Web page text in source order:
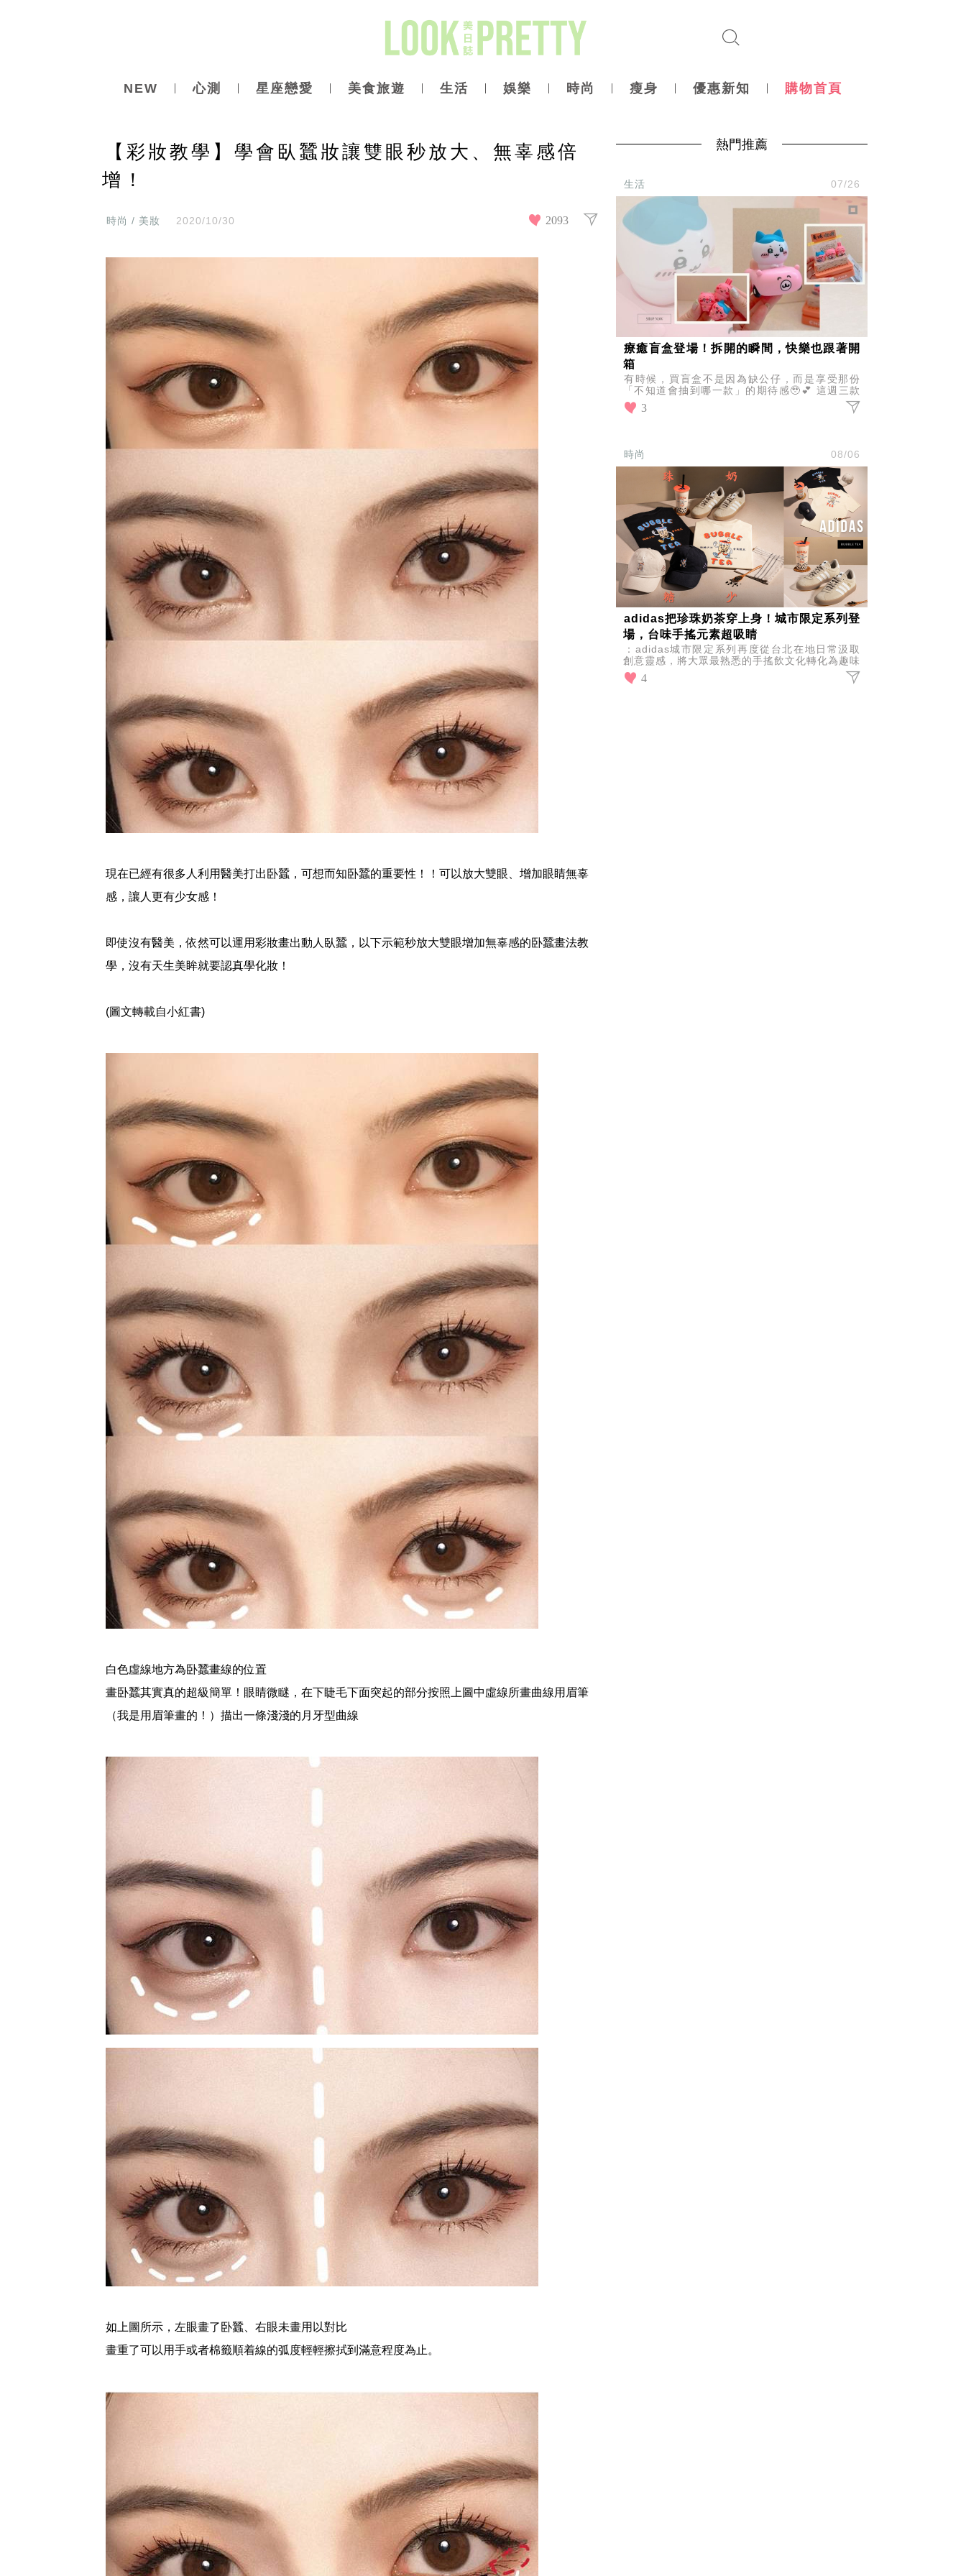
NEW 心測 星座戀愛 美食旅遊 生活 娛樂 時尚 瘦身 優惠新知 購物首頁
【彩妝教學】學會臥蠶妝讓雙眼秒放大、無辜感倍
增！
時尚 / 美妝 2020/10/30 2093
️現在已經有很多人利用醫美打出卧蠶，可想而知卧蠶的重要性！！可以放大雙眼、增加眼睛無辜
感，讓人更有少女感！
即使沒有醫美，依然可以運用彩妝畫出動人臥蠶，以下示範秒放大雙眼增加無辜感的卧蠶畫法教
學，沒有天生美眸就要認真學化妝！
(圖文轉載自小紅書)
白色虛線地方為卧蠶畫線的位置
畫️卧蠶其實真的超級簡單！眼睛微瞇，在下睫毛下面突起的部分按照上圖中虛線所畫曲線用眉筆
（我是用眉筆畫的！）描出一條淺淺的月牙型曲線
如上圖所示，左眼畫了卧蠶、右眼未畫用以對比
畫重了可以用手或者棉籤順着線的弧度輕輕擦拭到滿意程度為止。
熱門推薦
生活 07/26
療癒盲盒登場！拆開的瞬間，快樂也跟著開
箱
有時候，買盲盒不是因為缺公仔，而是享受那份
「不知道會抽到哪一款」的期待感🥹💕 這週三款
超人氣IP盲盒報到，不管你是哪一派，都有機會抽
到你的命定收藏！
3
時尚 08/06
adidas把珍珠奶茶穿上身！城市限定系列登
場，台味手搖元素超吸睛
：adidas城市限定系列再度從台北在地日常汲取
創意靈感，將大眾最熟悉的手搖飲文化轉化為趣味
設計，推出涵蓋鞋款、短袖上衣與帽款的珍珠奶茶
主題系列。
4